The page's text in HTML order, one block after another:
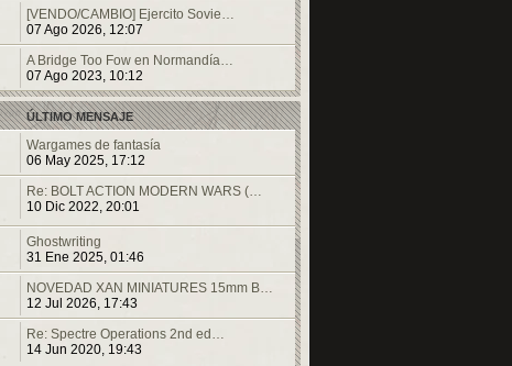
[VENDO/CAMBIO] Ejercito Sovie…
07 Ago 2026, 12:07
A Bridge Too Fow en Normandía…
07 Ago 2023, 10:12
ÚLTIMO MENSAJE
Wargames de fantasía
06 May 2025, 17:12
Re: BOLT ACTION MODERN WARS (…
10 Dic 2022, 20:01
Ghostwriting
31 Ene 2025, 01:46
NOVEDAD XAN MINIATURES 15mm B…
12 Jul 2026, 17:43
Re: Spectre Operations 2nd ed…
14 Jun 2020, 19:43